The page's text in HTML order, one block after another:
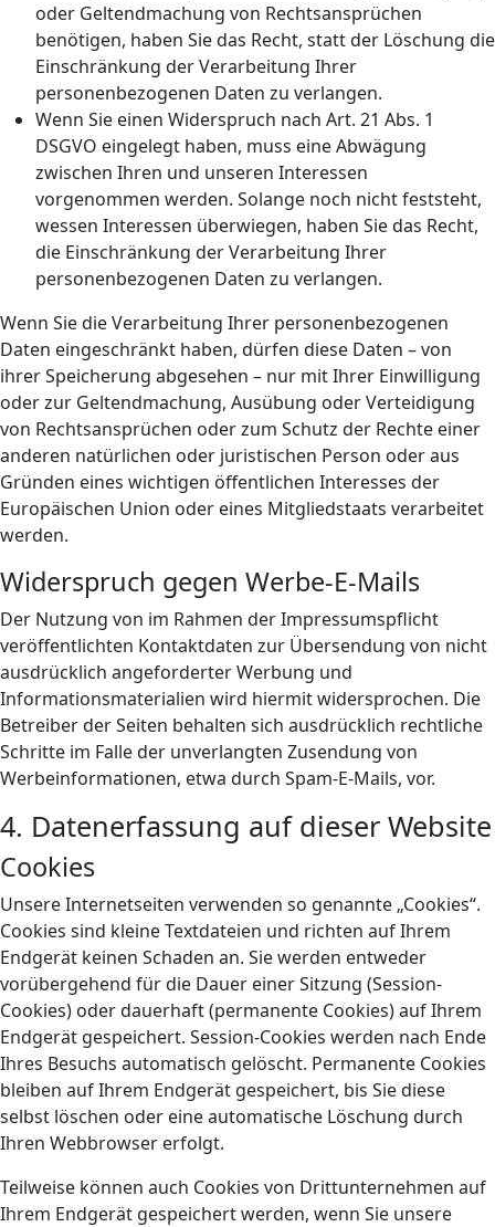
oder Geltendmachung von Rechtsansprüchen
benötigen, haben Sie das Recht, statt der Löschung die
Einschränkung der Verarbeitung Ihrer
personenbezogenen Daten zu verlangen.
Wenn Sie einen Widerspruch nach Art. 21 Abs. 1
DSGVO eingelegt haben, muss eine Abwägung
zwischen Ihren und unseren Interessen
vorgenommen werden. Solange noch nicht feststeht,
wessen Interessen überwiegen, haben Sie das Recht,
die Einschränkung der Verarbeitung Ihrer
personenbezogenen Daten zu verlangen.
Wenn Sie die Verarbeitung Ihrer personenbezogenen
Daten eingeschränkt haben, dürfen diese Daten – von
ihrer Speicherung abgesehen – nur mit Ihrer Einwilligung
oder zur Geltendmachung, Ausübung oder Verteidigung
von Rechtsansprüchen oder zum Schutz der Rechte einer
anderen natürlichen oder juristischen Person oder aus
Gründen eines wichtigen öffentlichen Interesses der
Europäischen Union oder eines Mitgliedstaats verarbeitet
werden.
Widerspruch gegen Werbe-E-Mails
Der Nutzung von im Rahmen der Impressumspflicht
veröffentlichten Kontaktdaten zur Übersendung von nicht
ausdrücklich angeforderter Werbung und
Informationsmaterialien wird hiermit widersprochen. Die
Betreiber der Seiten behalten sich ausdrücklich rechtliche
Schritte im Falle der unverlangten Zusendung von
Werbeinformationen, etwa durch Spam-E-Mails, vor.
4. Datenerfassung auf dieser Website
Cookies
Unsere Internetseiten verwenden so genannte „Cookies“.
Cookies sind kleine Textdateien und richten auf Ihrem
Endgerät keinen Schaden an. Sie werden entweder
vorübergehend für die Dauer einer Sitzung (Session-
Cookies) oder dauerhaft (permanente Cookies) auf Ihrem
Endgerät gespeichert. Session-Cookies werden nach Ende
Ihres Besuchs automatisch gelöscht. Permanente Cookies
bleiben auf Ihrem Endgerät gespeichert, bis Sie diese
selbst löschen oder eine automatische Löschung durch
Ihren Webbrowser erfolgt.
Teilweise können auch Cookies von Drittunternehmen auf
Ihrem Endgerät gespeichert werden, wenn Sie unsere